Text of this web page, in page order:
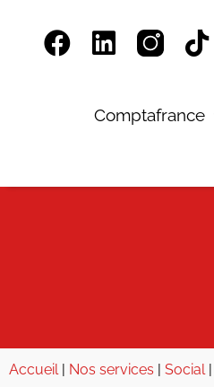
Comptafrance
Accueil | Nos services | Social |